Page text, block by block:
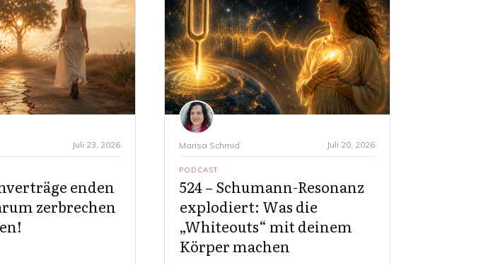
Juli 23, 2026
enden
zerbrechen
Marisa Schmid Juli 20, 2026
PODCAST
524 – Schumann-Resonanz
explodiert: Was die
„Whiteouts“ mit deinem
Körper machen